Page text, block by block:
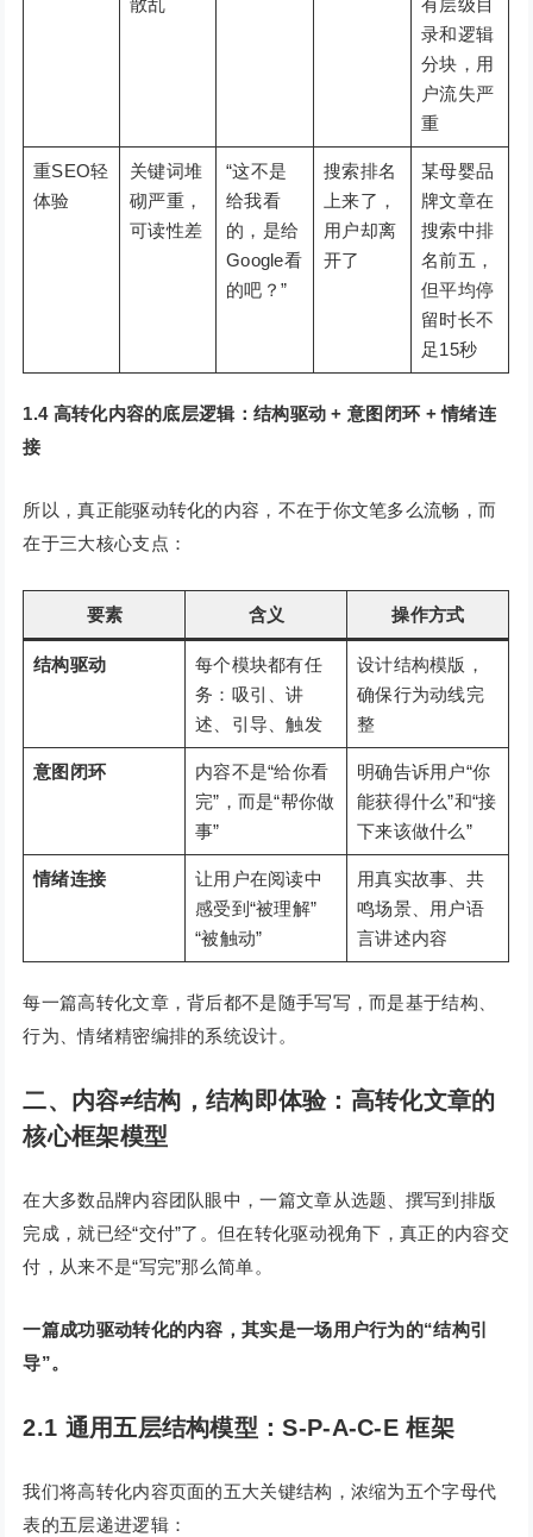
散乱
有层级目
录和逻辑
分块，用
户流失严
重
重SEO轻
体验
关键词堆
砌严重，
可读性差
“这不是
给我看
的，是给
Google看
的吧？”
搜索排名
上来了，
用户却离
开了
某母婴品
牌文章在
搜索中排
名前五，
但平均停
留时长不
足15秒
1.4 高转化内容的底层逻辑：结构驱动 + 意图闭环 + 情绪连
接
所以，真正能驱动转化的内容，不在于你文笔多么流畅，而
在于三大核心支点：
要素 含义 操作方式
结构驱动
每个模块都有任
务：吸引、讲
述、引导、触发
设计结构模版，
确保行为动线完
整
意图闭环
内容不是“给你看
完”，而是“帮你做
事”
明确告诉用户“你
能获得什么”和“接
下来该做什么”
情绪连接
让用户在阅读中
感受到“被理解”
“被触动”
用真实故事、共
鸣场景、用户语
言讲述内容
每一篇高转化文章，背后都不是随手写写，而是基于结构、
行为、情绪精密编排的系统设计。
二、 内容≠结构，结构即体验：高转化文章的
核心框架模型
在大多数品牌内容团队眼中，一篇文章从选题、撰写到排版
完成，就已经“交付”了。但在转化驱动视角下，真正的内容交
付，从来不是“写完”那么简单。
一篇成功驱动转化的内容，其实是一场用户行为的“结构引
导”。
2.1 通用五层结构模型：S-P-A-C-E 框架
我们将高转化内容页面的五大关键结构，浓缩为五个字母代
表的五层递进逻辑：